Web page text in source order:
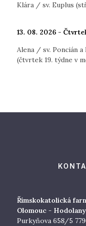
Klára / sv. Euplus
13. 08. 2026 -
Alena / sv. Poncián a
(čtvrtek 19. týdne v
Římskokatolická
Olomouc - Hodolany
Purkyňova 658/5